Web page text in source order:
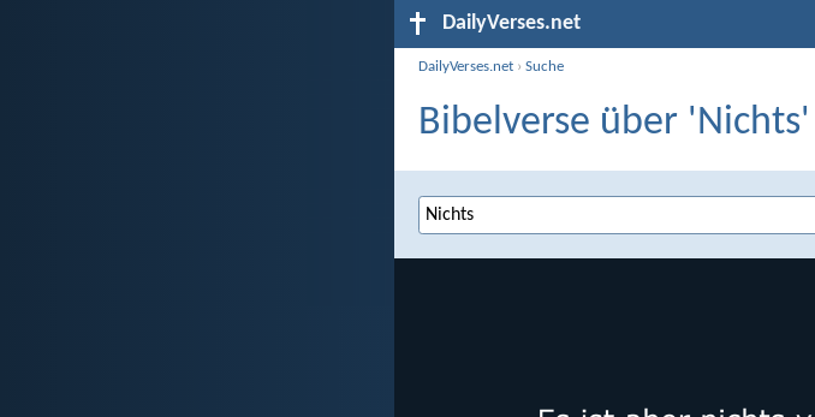
DailyVerses.net
DailyVerses.net ›Suche
Bibelverse über 'Nichts'